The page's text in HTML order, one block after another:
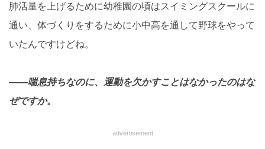
肺活量を上げるために幼稚園の頃はスイミングスクールに
通い、体づくりをするために小中高を通して野球をやって
いたんですけどね。
――喘息持ちなのに、運動を欠かすことはなかったのはな
ぜですか。
advertisement